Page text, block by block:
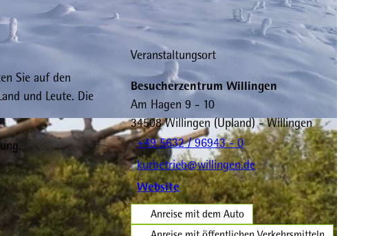
|CC-BY-SA
Sie auf den
und Leute. Die
Veranstaltungsort
Besucherzentrum Willingen
Am Hagen 9 - 10
34508Willingen (Upland)- Willingen
+49 5632 / 96943 - 0
kurbetrieb@willingen.de
Website
Anreise mit dem Auto